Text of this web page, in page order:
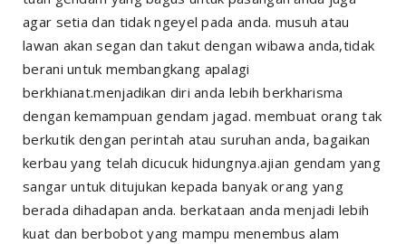
agar setia dan tidak ngeyel pada anda. musuh atau
lawan akan segan dan takut dengan wibawa anda,tidak
berani untuk membangkang apalagi
berkhianat.menjadikan diri anda lebih berkharisma
dengan kemampuan gendam jagad. membuat orang tak
berkutik dengan perintah atau suruhan anda, bagaikan
kerbau yang telah dicucuk hidungnya.ajian gendam yang
sangar untuk ditujukan kepada banyak orang yang
berada dihadapan anda. berkataan anda menjadi lebih
kuat dan berbobot yang mampu menembus alam